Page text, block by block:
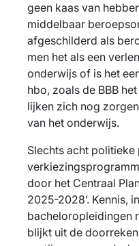
geen kaas van
middelbaar
afgeschilderd als
men het als een
onderwijs of is het
hbo, zoals de BBB
lijken zich nog
van het onderwijs.
Slechts acht
door het Centraal
2025-2028’. Kennis,
bacheloropleidingen
blijkt uit de